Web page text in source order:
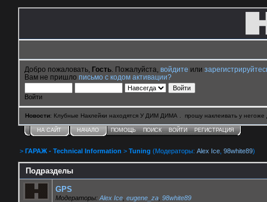
Добро пожаловать, Гость . Пожалуйста, войдите или
Вам не пришло письмо с кодом активации?
Войти
Новости: Клубные Наклейки находятся У ДИМ ДИМА . прошу наклеивать у негоже
НА САЙТ НАЧАЛО ПОМОЩЬ ПОИСК ВОЙТИ РЕГИСТРАЦИЯ
> ГАРАЖ - Technical Information > Tuning (Модераторы: Alex Ice 98white89)
Подразделы
GPS
Модераторы: Alex Ice eugene_za 98white89